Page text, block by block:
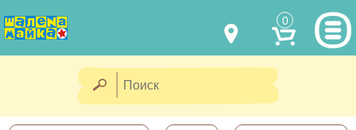
0
(067) 011 0404
НАШИ РАБОТЫ